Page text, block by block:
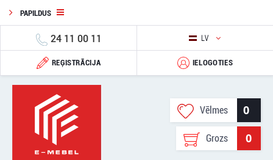
PAPILDUS
24 11 00 11 LV
REĢISTRĀCIJA IELOGOTIES
Vēlmes 0
Grozs 0